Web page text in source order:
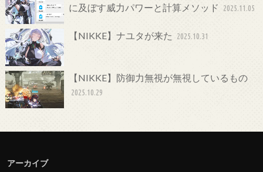
に及ぼす威力パワーと計算メソッド
2025.11.05
【NIKKE】ナユタが来た 2025.10.31
【NIKKE】防御力無視が無視しているもの
2025.10.29
アーカイブ